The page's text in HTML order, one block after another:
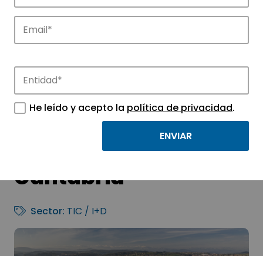
Miembros
Red de parques que integran el
ecosistema de APTE en toda España.
Parque Científico y
Tecnológico de
Cantabria
Sector: TIC / I+D
He leído y acepto la política de privacidad.